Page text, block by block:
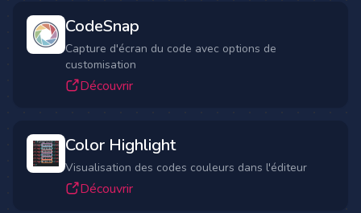
CodeSnap
Capture d'écran du code avec options de
customisation
Découvrir
Color Highlight
Visualisation des codes couleurs dans l'éditeur
Découvrir